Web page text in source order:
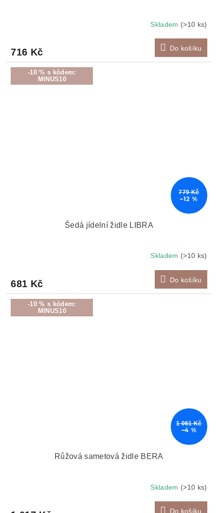
Skladem (>10 ks)
716 Kč Do košíku
-10 % s kódem:
MINUS10
779 Kč
–12 %
Šedá jídelní židle LIBRA
Skladem (>10 ks)
681 Kč Do košíku
-10 % s kódem:
MINUS10
1 061 Kč
–4 %
Růžová sametová židle BERA
Skladem (>10 ks)
Do košíku